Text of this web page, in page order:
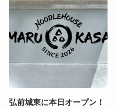
弘前城東に本日オープン！